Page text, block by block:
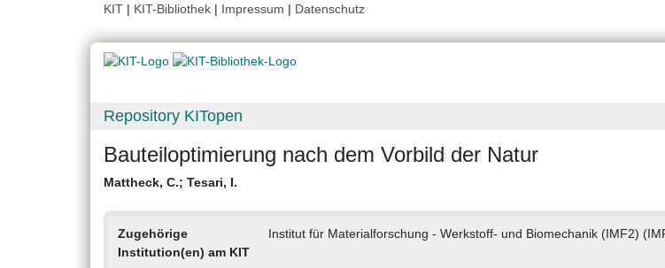
KIT | KIT-Bibliothek | Impressum | Datenschutz
Repository KITopen
Bauteiloptimierung nach dem Vorbild der Natur
Mattheck, C.; Tesari, I.
Zugehörige
Institution(en) am KIT
Institut für Materialforschung - Werkstoff- und Biomechanik (IMF2)